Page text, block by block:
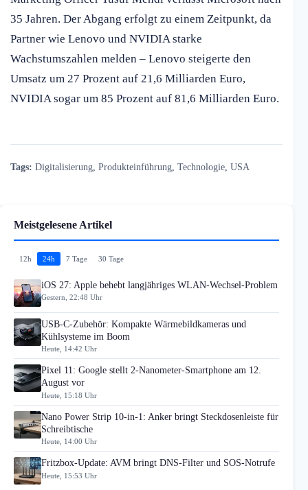
35 Jahren. Der Abgang erfolgt zu einem Zeitpunkt, da
Partner wie Lenovo und NVIDIA starke
Wachstumszahlen melden – Lenovo steigerte den
Umsatz um 27 Prozent auf 21,6 Milliarden Euro,
NVIDIA sogar um 85 Prozent auf 81,6 Milliarden Euro.
Tags: Digitalisierung Produkteinführung Technologie USA
Meistgelesene Artikel
12h 24h 7 Tage 30 Tage
iOS 27: Apple behebt langjähriges WLAN-Wechsel-Problem
Gestern, 22:48 Uhr
USB-C-Zubehör: Kompakte Wärmebildkameras und
Kühlsysteme im Boom
Heute, 14:42 Uhr
Pixel 11: Google stellt 2-Nanometer-Smartphone am 12.
August vor
Heute, 15:18 Uhr
Nano Power Strip 10-in-1: Anker bringt Steckdosenleiste für
Schreibtische
Heute, 14:00 Uhr
Fritzbox-Update: AVM bringt DNS-Filter und SOS-Notrufe
Heute, 15:53 Uhr